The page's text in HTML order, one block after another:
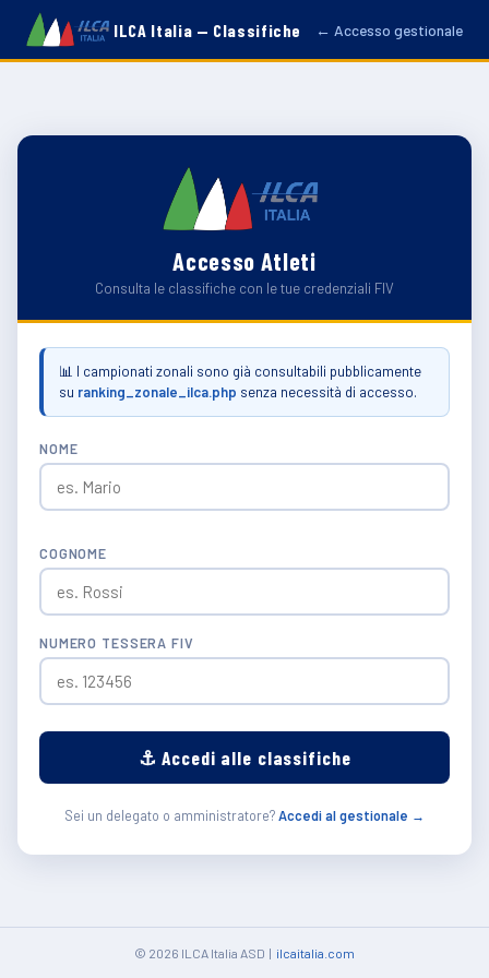
ILCA Italia — Classifiche ← Accesso gestionale
Accesso Atleti
Consulta le classifiche con le tue credenziali FIV
📊 I campionati zonali sono già consultabili pubblicamente
su ranking_zonale_ilca.php senza necessità di accesso.
NOME
COGNOME
NUMERO TESSERA FIV
⚓ Accedi alle classifiche
Sei un delegato o amministratore? Accedi al gestionale →
© 2026 ILCA Italia ASD | ilcaitalia.com